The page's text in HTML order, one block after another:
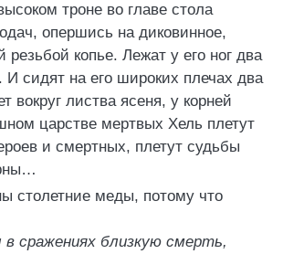
троне во главе стола
опершись на диковинное,
резьбой копье. Лежат у его ног два
И сидят на его широких плечах два
вокруг листва ясеня, у корней
царстве мертвых Хель плетут
и смертных, плетут судьбы
столетние меды, потому что
сражениях близкую смерть,